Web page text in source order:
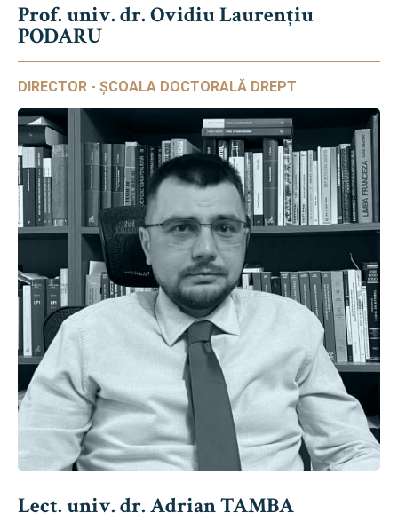
Prof. univ. dr. Ovidiu Laurențiu
PODARU
DIRECTOR - ȘCOALA DOCTORALĂ DREPT
Lect. univ. dr. Adrian TAMBA